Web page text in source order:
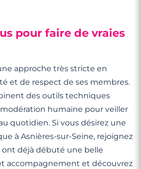
pour faire de vraies
approche très stricte en
et de respect de ses membres.
des outils techniques
humaine pour veiller
quotidien. Si vous désirez une
à Asnières-sur-Seine, rejoignez
ont déjà débuté une belle
accompagnement et découvrez